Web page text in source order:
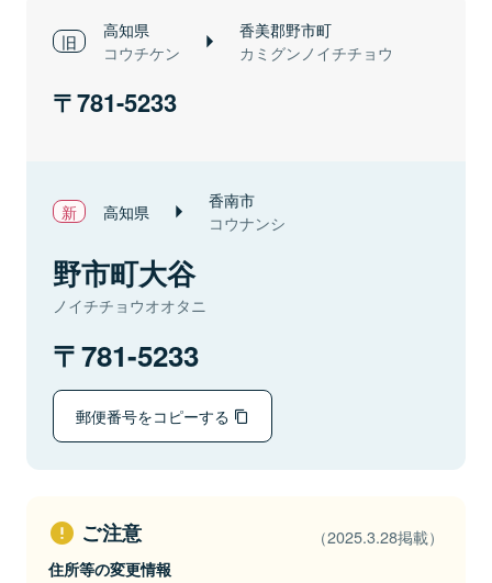
高知県
コウチケン
香美郡野市町
カミグンノイチチョウ
781-5233
高知県 香南市
コウナンシ
野市町大谷
ノイチチョウオオタニ
781-5233
郵便番号をコピーする
ご注意 （2025.3.28掲載）
住所等の変更情報